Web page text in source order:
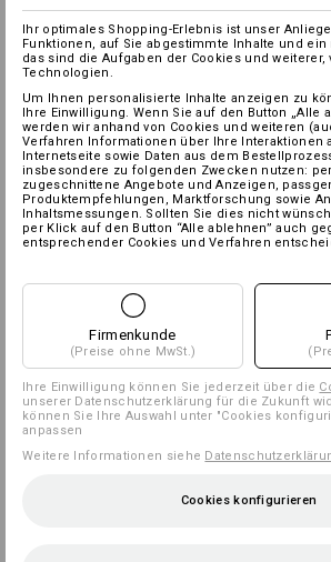
Ihr optimales Shopping-Erlebnis ist unser
Funktionen, auf Sie abgestimmte Inhalte und
das sind die Aufgaben der Cookies und
Technologien.
Um Ihnen personalisierte Inhalte anzeigen zu
Ihre Einwilligung. Wenn Sie auf den Button „Alle
werden wir anhand von Cookies und weiteren
Verfahren Informationen über Ihre Interaktionen
Internetseite sowie Daten aus dem
insbesondere zu folgenden Zwecken nutzen:
zugeschnittene Angebote und Anzeigen,
Produktempfehlungen, Marktforschung sowie
Inhaltsmessungen. Sollten Sie dies nicht
per Klick auf den Button “Alle ablehnen” auch
entsprechender Cookies und Verfahren
Firmenkunde
(Preise ohne MwSt.)
Ihre Einwilligung können Sie jederzeit über die
unserer Datenschutzerklärung für die Zukunft
können Sie Ihre Auswahl unter "Cookies
anpassen
Weitere Informationen siehe
Cookies konfigurieren